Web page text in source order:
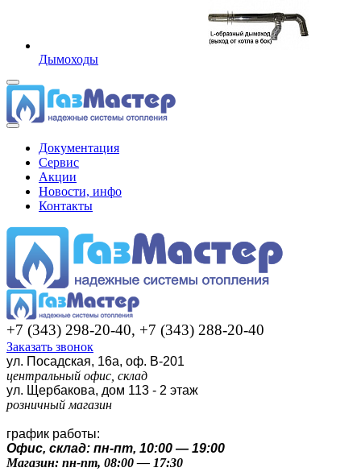
Дымоходы
Документация
Сервис
Акции
Новости, инфо
Контакты
+7 (343) 298-20-40, +7 (343) 288-20-40
Заказать звонок
ул. Посадская, 16а, оф. В-201
центральный офис, склад
ул. Щербакова, дом 113 - 2 этаж
розничный магазин
график работы:
Офис, склад: пн-пт, 10:00 — 19:00
Магазин: пн-пт, 08:00 — 17:30